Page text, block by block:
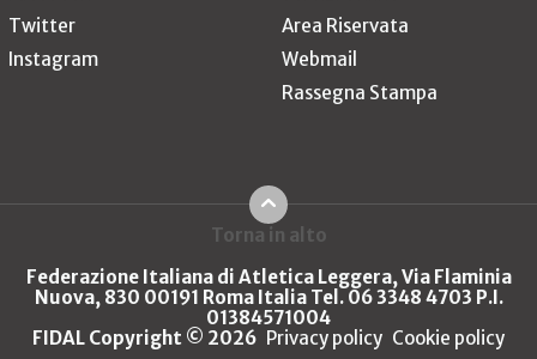
Twitter
Instagram
Area Riservata
Webmail
Rassegna Stampa
Torna in alto
Federazione Italiana di Atletica Leggera, Via Flaminia
Nuova, 830 00191 Roma Italia Tel. 06 3348 4703 P.I.
01384571004
FIDAL Copyright © 2026 Privacy policy Cookie policy